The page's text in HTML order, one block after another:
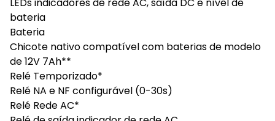
bateria
Bateria
Chicote nativo compatível com baterias de modelo
de 12V 7Ah**
Relé Temporizado*
Relé NA e NF configurável (0-30s)
Relé Rede AC*